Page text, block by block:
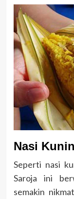
Nasi
Seperti nasi
Saroja ini
semakin